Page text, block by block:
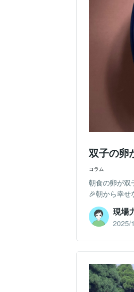
双子の卵
コラム
朝食の卵が双
🎉朝から幸せ
現場
2025/